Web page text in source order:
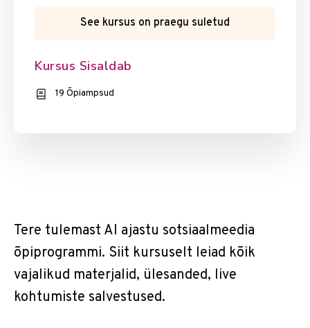
Tere tulemast AI ajastu sotsiaalmeedia
õpiprogrammi. Siit kursuselt leiad kõik
vajalikud materjalid, ülesanded, live
kohtumiste salvestused.
See kursus on praegu suletud
Kursus Sisaldab
19 Õpiampsud